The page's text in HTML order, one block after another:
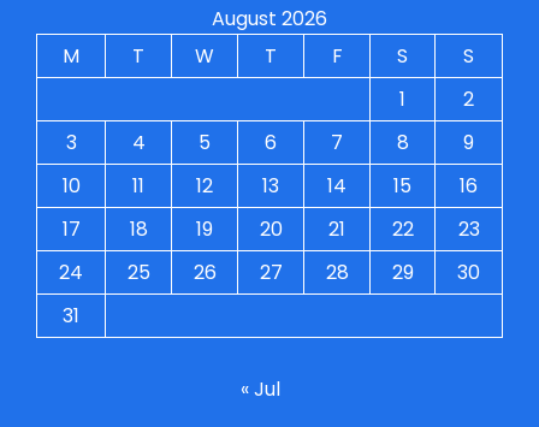
August 2026
M
T W T F S
S
1
2
3
4 5 6 7 8
9
10
11 12 13 14 15
16
17
18 19 20 21 22
23
24
25 26 27 28 29
30
31
« Jul